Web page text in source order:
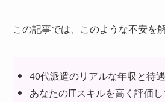
この記事では、このような不安を
40代派遣のリアルな年収と待遇
あなたのITスキルを高く評価